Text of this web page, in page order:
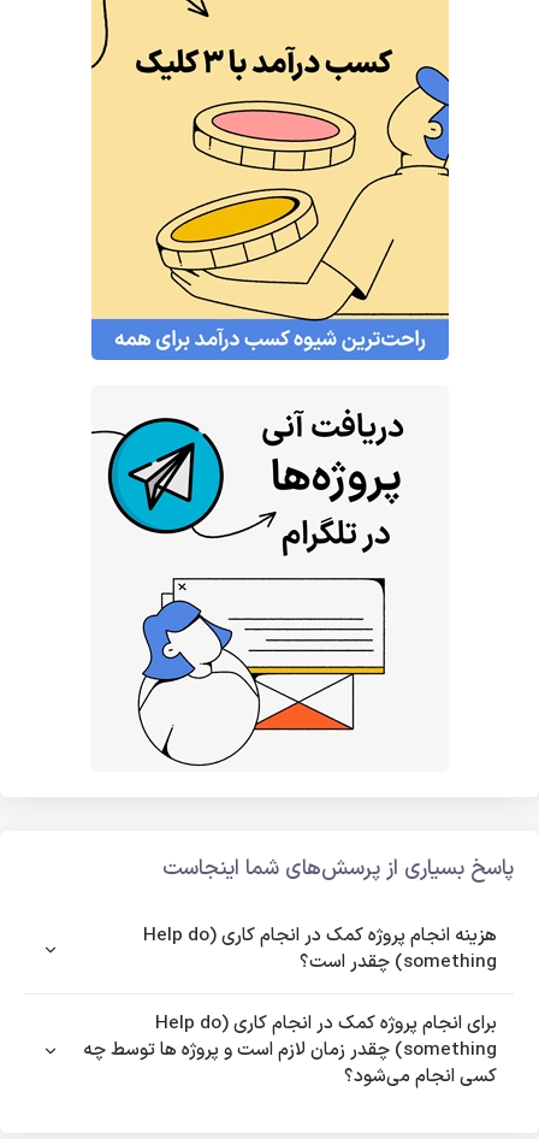
پاسخ بسیاری از پرسش‌های شما اینجاست
هزینه انجام پروژه کمک در انجام کاری (Help do
something) چقدر است؟
برای انجام پروژه کمک در انجام کاری (Help do
something) چقدر زمان لازم است و پروژه ها توسط چه
کسی انجام می‌شود؟